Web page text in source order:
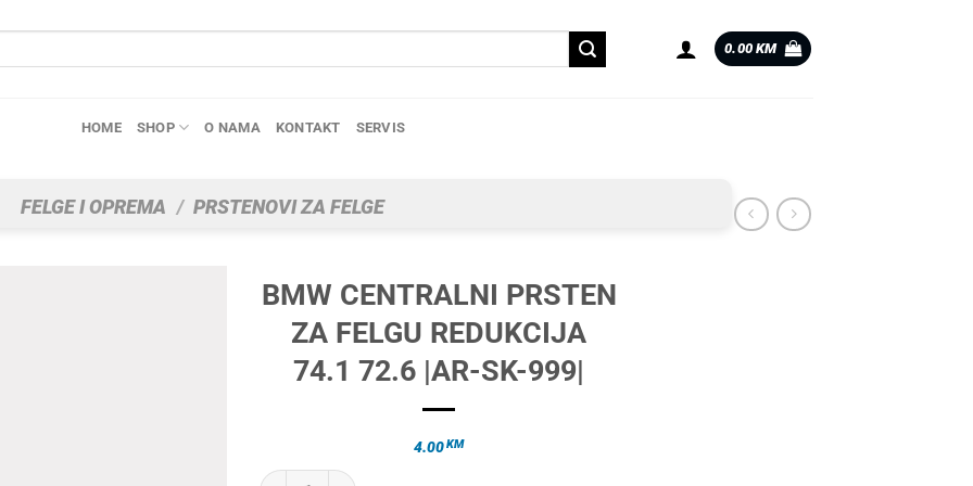
0.00 KM
HOME SHOP O NAMA KONTAKT SERVIS
FELGE I OPREMA / PRSTENOVI ZA FELGE
BMW CENTRALNI PRSTEN
ZA FELGU REDUKCIJA
74.1 72.6 |AR-SK-999|
4.00KM
BMW CENTRALNI PRSTEN ZA FELGU REDUKCIJA 74.1 72.6 |AR-SK-999| količina